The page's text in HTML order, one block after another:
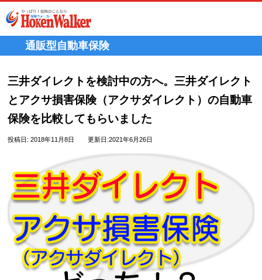
通販型自動車保険
三井ダイレクトを検討中の方へ。三井ダイレクト
とアクサ損害保険（アクサダイレクト）の自動車
保険を比較してもらいました
投稿日:2018年11月8日 更新日:2021年6月26日